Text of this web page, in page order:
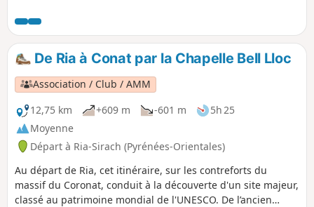
marqués par des traces d'animaux dans tous les sens.
De Ria à Conat par la Chapelle Bell Lloc
Association / Club / AMM
12,75 km
+609 m -601 m
5h 25
Moyenne
Départ à Ria-Sirach (Pyrénées-Orientales)
Au départ de Ria, cet itinéraire, sur les contreforts du
massif du Coronat, conduit à la découverte d'un site majeur,
classé au patrimoine mondial de l'UNESCO. De l’ancien